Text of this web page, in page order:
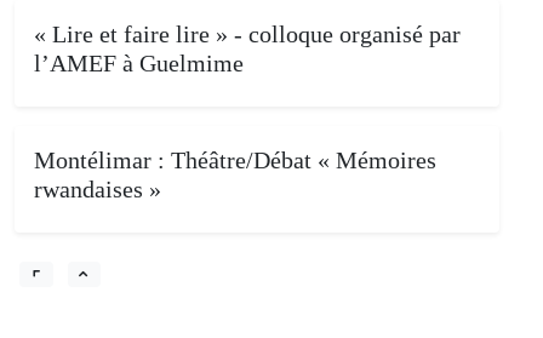
« Lire et faire lire » - colloque organisé par
l’AMEF à Guelmime
Montélimar : Théâtre/Débat « Mémoires
rwandaises »